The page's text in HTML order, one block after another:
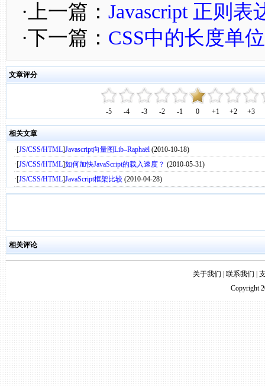
·上一篇： Javascript 正则表
·下一篇： CSS中的长度单位
文章评分
-5 -4 -3 -2 -1 0 +1 +2 +3
相关文章
·[JS/CSS/HTML]Javascript向量图Lib–Raphaël (2010-10-18)
·[JS/CSS/HTML]如何加快JavaScript的载入速度？ (2010-05-31)
·[JS/CSS/HTML]JavaScript框架比较 (2010-04-28)
相关评论
关于我们 联系我们
Copyright